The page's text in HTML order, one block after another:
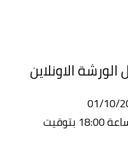
الاونلاين
: الساعة 18:00 بتوقيت